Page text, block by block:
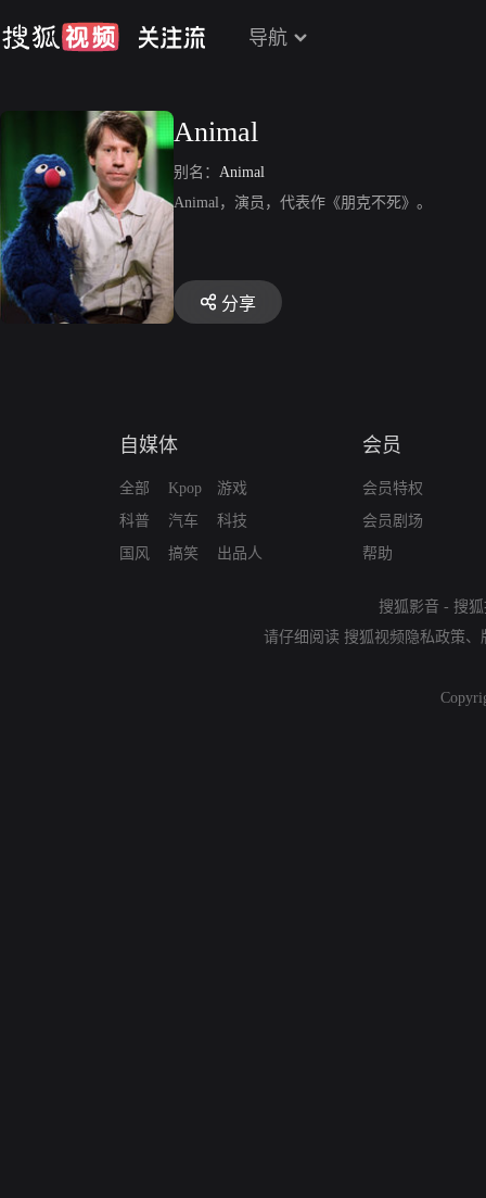
导航
Animal
别名： Animal
Animal，演员，代表作《朋克不死》。
分享
自媒体
全部
科普
国风
Kpop
汽车
搞笑
游戏
科技
出品人
会员
会员特权
会员剧场
帮助
搜狐影音 - 搜
请仔细阅读 搜狐视频隐私政策、